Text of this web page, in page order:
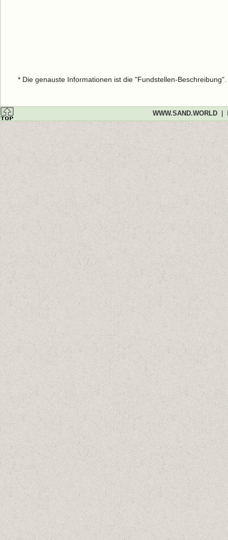
* Die genauste Informationen ist die "Fundstellen-
WWW.SAND.WORLD|